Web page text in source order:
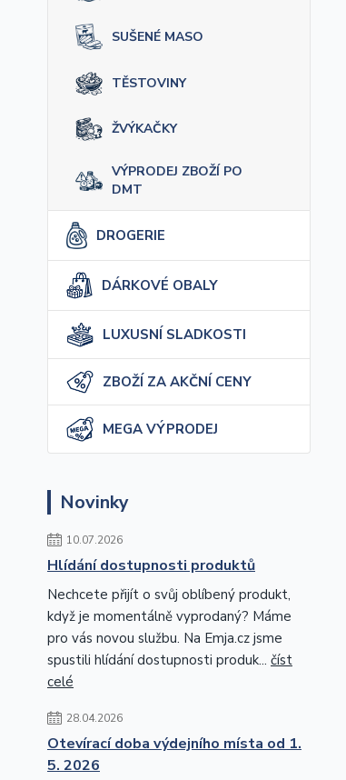
SUŠENÉ MASO
TĚSTOVINY
ŽVÝKAČKY
VÝPRODEJ ZBOŽÍ PO
DMT
DROGERIE
DÁRKOVÉ OBALY
LUXUSNÍ SLADKOSTI
ZBOŽÍ ZA AKČNÍ CENY
MEGA VÝPRODEJ
Novinky
10.07.2026
Hlídání dostupnosti produktů
Nechcete přijít o svůj oblíbený produkt,
když je momentálně vyprodaný? Máme
pro vás novou službu. Na Emja.cz jsme
spustili hlídání dostupnosti produk... číst
celé
28.04.2026
Otevírací doba výdejního místa od 1.
5. 2026